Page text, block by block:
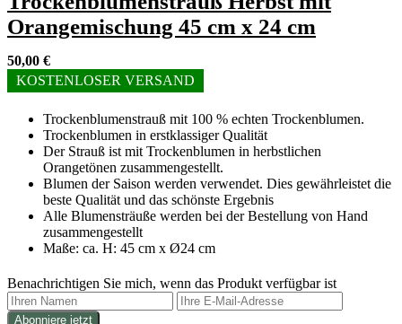
Orangemischung 45 cm x 24 cm
50,00 €
KOSTENLOSER VERSAND
Trockenblumenstrauß mit 100 % echten Trockenblumen.
Trockenblumen in erstklassiger Qualität
Der Strauß ist mit Trockenblumen in herbstlichen
Orangetönen zusammengestellt.
Blumen der Saison werden verwendet. Dies gewährleistet die
beste Qualität und das schönste Ergebnis
Alle Blumensträuße werden bei der Bestellung von Hand
zusammengestellt
Maße: ca. H: 45 cm x Ø24 cm
Benachrichtigen Sie mich, wenn das Produkt verfügbar ist